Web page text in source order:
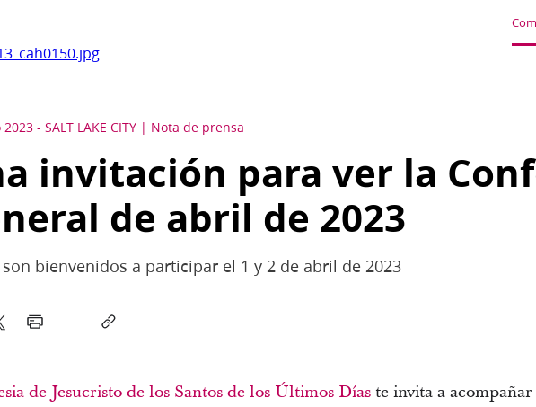
2023 - SALT LAKE CITY Nota de prensa
invitación para ver la
de abril de 2023
bienvenidos a participar el 1 y 2 de abril de 2023
de Jesucristo de los Santos de los Últimos Díaste invita a